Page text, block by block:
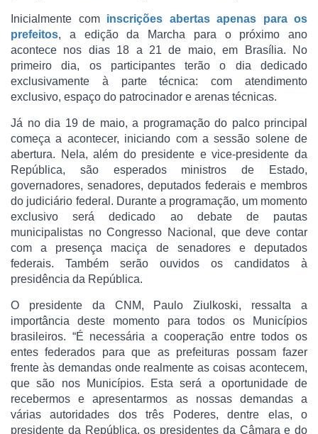
Inicialmente com inscrições abertas apenas para os
prefeitos, a edição da Marcha para o próximo ano
acontece nos dias 18 a 21 de maio, em Brasília. No
primeiro dia, os participantes terão o dia dedicado
exclusivamente à parte técnica: com atendimento
exclusivo, espaço do patrocinador e arenas técnicas.
Já no dia 19 de maio, a programação do palco principal
começa a acontecer, iniciando com a sessão solene de
abertura. Nela, além do presidente e vice-presidente da
República, são esperados ministros de Estado,
governadores, senadores, deputados federais e membros
do judiciário federal. Durante a programação, um momento
exclusivo será dedicado ao debate de pautas
municipalistas no Congresso Nacional, que deve contar
com a presença maciça de senadores e deputados
federais. Também serão ouvidos os candidatos à
presidência da República.
O presidente da CNM, Paulo Ziulkoski, ressalta a
importância deste momento para todos os Municípios
brasileiros. “É necessária a cooperação entre todos os
entes federados para que as prefeituras possam fazer
frente às demandas onde realmente as coisas acontecem,
que são nos Municípios. Esta será a oportunidade de
recebermos e apresentarmos as nossas demandas a
várias autoridades dos três Poderes, dentre elas, o
presidente da República, os presidentes da Câmara e do